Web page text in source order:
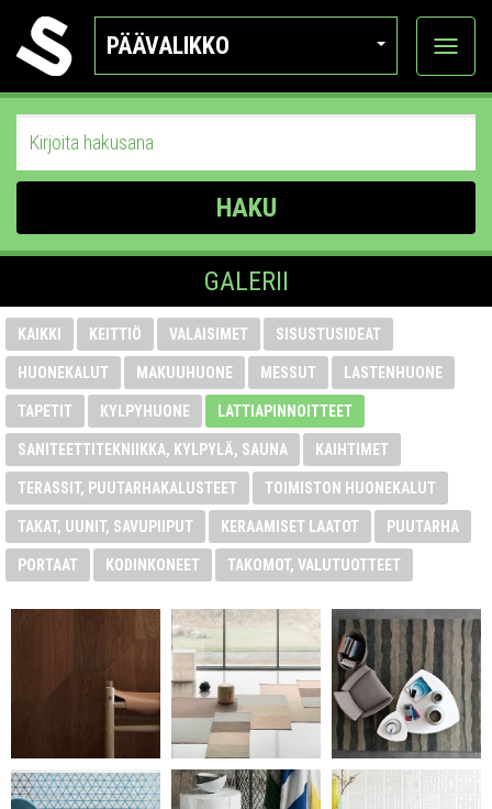
PÄÄVALIKKO
Näytä
HAKU
GALERII
KAIKKI KEITTIÖ VALAISIMET SISUSTUSIDEAT
HUONEKALUT MAKUUHUONE MESSUT LASTENHUONE
TAPETIT KYLPYHUONE LATTIAPINNOITTEET
SANITEETTITEKNIIKKA, KYLPYLÄ, SAUNA KAIHTIMET
TERASSIT, PUUTARHAKALUSTEET TOIMISTON HUONEKALUT
TAKAT, UUNIT, SAVUPIIPUT KERAAMISET LAATOT PUUTARHA
PORTAAT KODINKONEET TAKOMOT, VALUTUOTTEET